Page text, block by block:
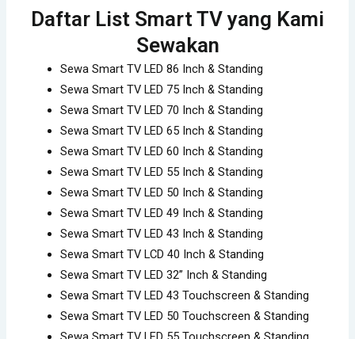
Daftar List Smart TV yang Kami
Sewakan
Sewa Smart TV LED 86 Inch & Standing
Sewa Smart TV LED 75 Inch & Standing
Sewa Smart TV LED 70 Inch & Standing
Sewa Smart TV LED 65 Inch & Standing
Sewa Smart TV LED 60 Inch & Standing
Sewa Smart TV LED 55 Inch & Standing
Sewa Smart TV LED 50 Inch & Standing
Sewa Smart TV LED 49 Inch & Standing
Sewa Smart TV LED 43 Inch & Standing
Sewa Smart TV LCD 40 Inch & Standing
Sewa Smart TV LED 32” Inch & Standing
Sewa Smart TV LED 43 Touchscreen & Standing
Sewa Smart TV LED 50 Touchscreen & Standing